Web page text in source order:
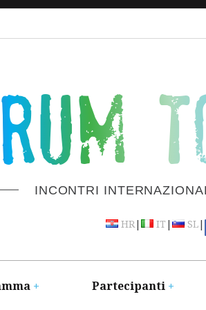
INCONTRI
HR| IT | SL|
Partecipanti